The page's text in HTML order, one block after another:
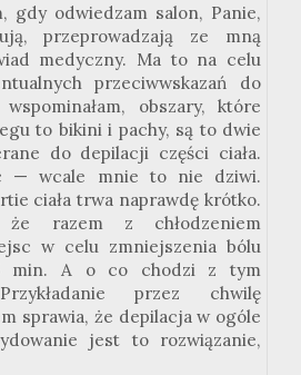
gdy odwiedzam salon, Panie,
przeprowadzają ze mną
medyczny. Ma to na celu
przeciwwskazań do
obszary, które
to bikini i pachy, są to dwie
do depilacji części ciała.
— wcale mnie to nie dziwi.
ciała trwa naprawdę krótko.
że razem z chłodzeniem
w celu zmniejszenia bólu
min. A o co chodzi z tym
przez chwilę
sprawia, że depilacja w ogóle
jest to rozwiązanie,